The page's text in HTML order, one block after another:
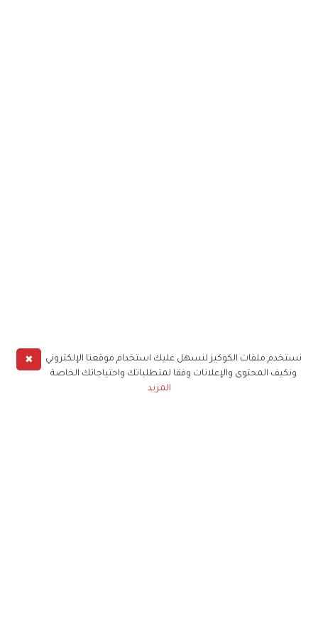
✖
نستخدم ملفات الكوكيز لنسهل عليك استخدام موقعنا الإلكتروني
ونكيف المحتوى والإعلانات وفقا لمتطلباتك واحتياجاتك الخاصة
المزيد